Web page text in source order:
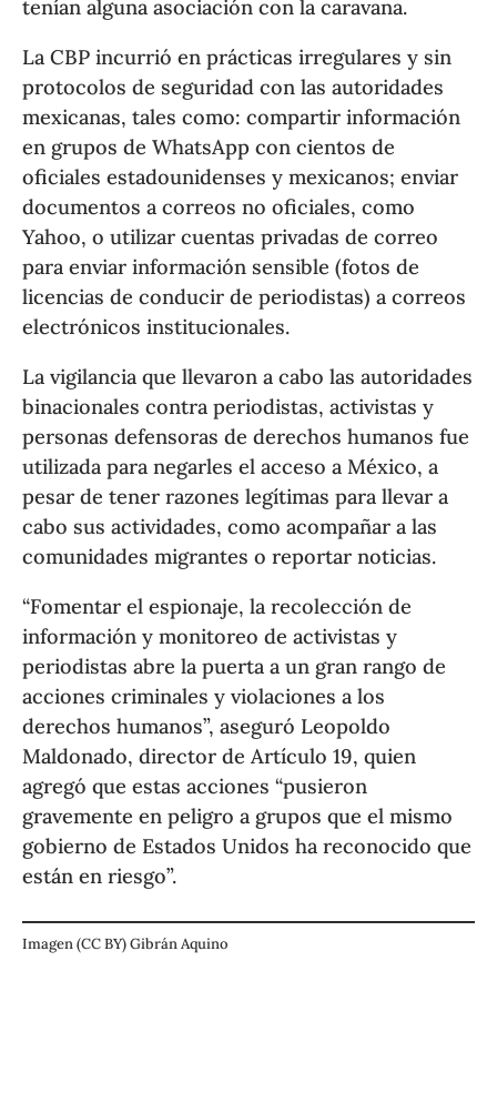
tenían alguna asociación con la caravana.
La CBP incurrió en prácticas irregulares y sin
protocolos de seguridad con las autoridades
mexicanas, tales como: compartir información
en grupos de WhatsApp con cientos de
oficiales estadounidenses y mexicanos; enviar
documentos a correos no oficiales, como
Yahoo, o utilizar cuentas privadas de correo
para enviar información sensible (fotos de
licencias de conducir de periodistas) a correos
electrónicos institucionales.
La vigilancia que llevaron a cabo las autoridades
binacionales contra periodistas, activistas y
personas defensoras de derechos humanos fue
utilizada para negarles el acceso a México, a
pesar de tener razones legítimas para llevar a
cabo sus actividades, como acompañar a las
comunidades migrantes o reportar noticias.
“Fomentar el espionaje, la recolección de
información y monitoreo de activistas y
periodistas abre la puerta a un gran rango de
acciones criminales y violaciones a los
derechos humanos”, aseguró Leopoldo
Maldonado, director de Artículo 19, quien
agregó que estas acciones “pusieron
gravemente en peligro a grupos que el mismo
gobierno de Estados Unidos ha reconocido que
están en riesgo”.
Imagen (CC BY) Gibrán Aquino